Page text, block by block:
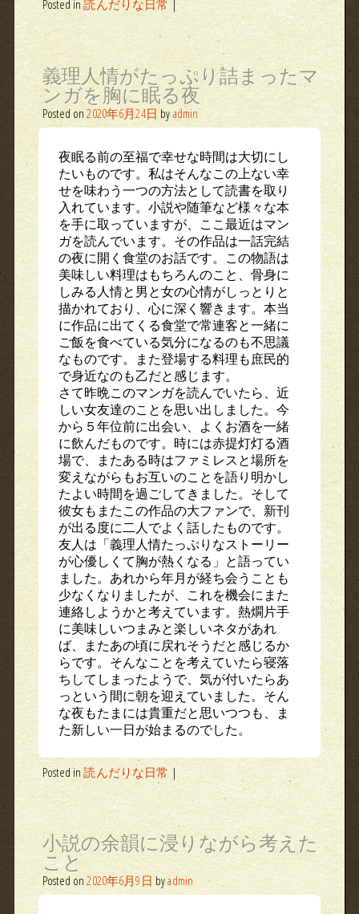
Posted in読んだりな日常 |
義理人情がたっぷり詰まったマ
ンガを胸に眠る夜
Posted on2020年6月24日 by admin
夜眠る前の至福で幸せな時間は大切にし
たいものです。私はそんなこの上ない幸
せを味わう一つの方法として読書を取り
入れています。小説や随筆など様々な本
を手に取っていますが、ここ最近はマン
ガを読んでいます。その作品は一話完結
の夜に開く食堂のお話です。この物語は
美味しい料理はもちろんのこと、骨身に
しみる人情と男と女の心情がしっとりと
描かれており、心に深く響きます。本当
に作品に出てくる食堂で常連客と一緒に
ご飯を食べている気分になるのも不思議
なものです。また登場する料理も庶民的
で身近なのも乙だと感じます。
さて昨晩このマンガを読んでいたら、近
しい女友達のことを思い出しました。今
から５年位前に出会い、よくお酒を一緒
に飲んだものです。時には赤提灯灯る酒
場で、またある時はファミレスと場所を
変えながらもお互いのことを語り明かし
たよい時間を過ごしてきました。そして
彼女もまたこの作品の大ファンで、新刊
が出る度に二人でよく話したものです。
友人は「義理人情たっぷりなストーリー
が心優しくて胸が熱くなる」と語ってい
ました。あれから年月が経ち会うことも
少なくなりましたが、これを機会にまた
連絡しようかと考えています。熱燗片手
に美味しいつまみと楽しいネタがあれ
ば、またあの頃に戻れそうだと感じるか
らです。そんなことを考えていたら寝落
ちしてしまったようで、気が付いたらあ
っという間に朝を迎えていました。そん
な夜もたまには貴重だと思いつつも、ま
た新しい一日が始まるのでした。
Posted in読んだりな日常 |
小説の余韻に浸りながら考えた
こと
Posted on2020年6月9日 byadmin